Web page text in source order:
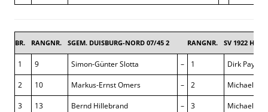
BR. RANGNR. SGEM. DUISBURG-NORD 07/45 2 RANGNR. SV 1922
1 9 Simon-Günter Slotta – 1 Dirk
2 10 Markus-Ernst Omers – 2 Michael
3 13 Bernd Hillebrand – 3 Michael